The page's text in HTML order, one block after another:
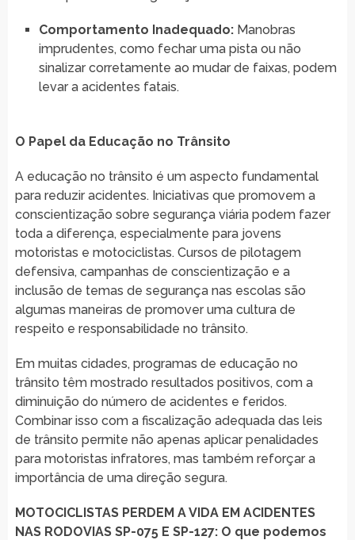
Comportamento Inadequado:Manobras
imprudentes, como fechar uma pista ou não
sinalizar corretamente ao mudar de faixas, podem
levar a acidentes fatais.
O Papel da Educação no Trânsito
A educação no trânsito é um aspecto fundamental
para reduzir acidentes. Iniciativas que promovem a
conscientização sobre segurança viária podem fazer
toda a diferença, especialmente para jovens
motoristas e motociclistas. Cursos de pilotagem
defensiva, campanhas de conscientização e a
inclusão de temas de segurança nas escolas são
algumas maneiras de promover uma cultura de
respeito e responsabilidade no trânsito.
Em muitas cidades, programas de educação no
trânsito têm mostrado resultados positivos, com a
diminuição do número de acidentes e feridos.
Combinar isso com a fiscalização adequada das leis
de trânsito permite não apenas aplicar penalidades
para motoristas infratores, mas também reforçar a
importância de uma direção segura.
MOTOCICLISTAS PERDEM A VIDA EM ACIDENTES
NAS RODOVIAS SP-075 E SP-127: O que podemos